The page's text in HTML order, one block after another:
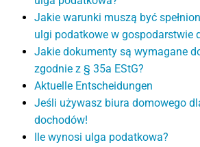
Jakie warunki muszą być
ulgi podatkowe w gospodarstwie
Jakie dokumenty są wymagane
zgodnie z § 35a EStG?
Aktuelle Entscheidungen
Jeśli używasz biura domowego
dochodów!
Ile wynosi ulga podatkowa?